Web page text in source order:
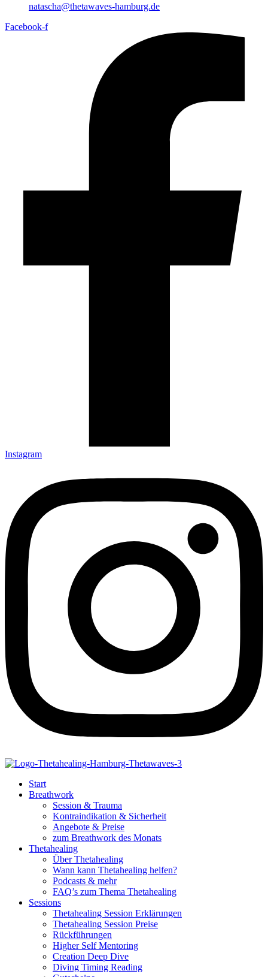
natascha@thetawaves-hamburg.de
Facebook-f
Instagram
Start
Breathwork
Session & Trauma
Kontraindikation & Sicherheit
Angebote & Preise
zum Breathwork des Monats
Thetahealing
Über Thetahealing
Wann kann Thetahealing helfen?
Podcasts & mehr
FAQ’s zum Thema Thetahealing
Sessions
Thetahealing Session Erklärungen
Thetahealing Session Preise
Rückführungen
Higher Self Mentoring
Creation Deep Dive
Diving Timing Reading